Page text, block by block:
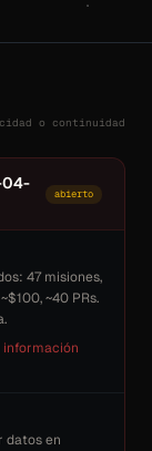
o continuidad
04-
abierto
47 misiones,
~40 PRs.
datos en